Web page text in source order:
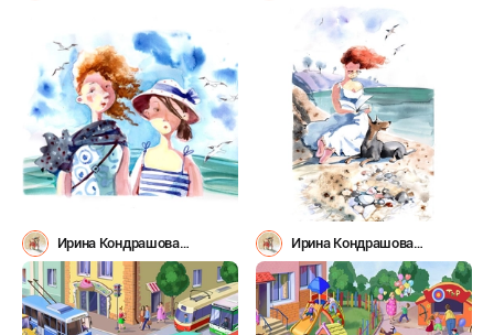
(irinys1980)
Ирина Кондрашова
(irinys1980)
Ирина Кондрашова
(irinys1980)